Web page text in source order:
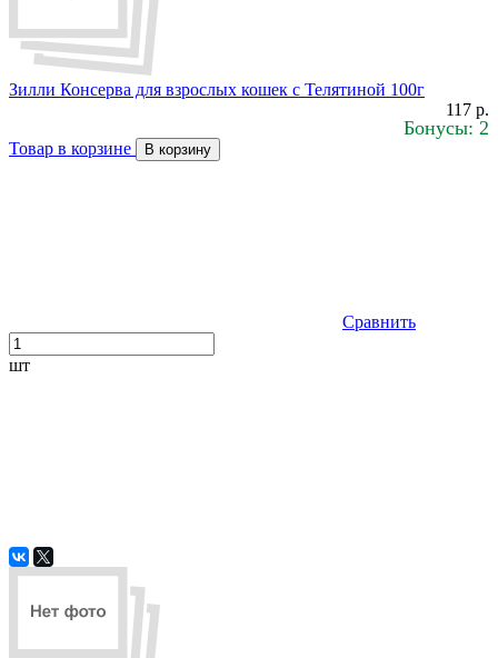
Зилли Консерва для взрослых кошек с Телятиной 100г
117 р.
Бонусы: 2
Товар в корзине В корзину
Сравнить
шт